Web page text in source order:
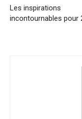
Les inspirations
incontournables pour